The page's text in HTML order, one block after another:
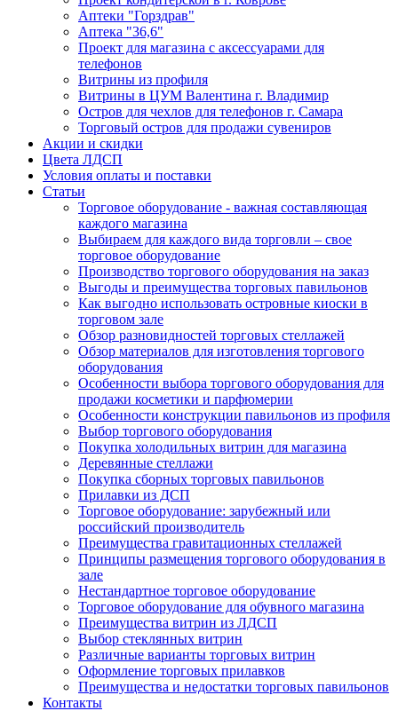
Аптеки "Горздрав"
Аптека "36,6"
Проект для магазина с аксессуарами для
телефонов
Витрины из профиля
Витрины в ЦУМ Валентина г. Владимир
Остров для чехлов для телефонов г. Самара
Торговый остров для продажи сувениров
Акции и скидки
Цвета ЛДСП
Условия оплаты и поставки
Статьи
Торговое оборудование - важная составляющая
каждого магазина
Выбираем для каждого вида торговли – свое
торговое оборудование
Производство торгового оборудования на заказ
Выгоды и преимущества торговых павильонов
Как выгодно использовать островные киоски в
торговом зале
Обзор разновидностей торговых стеллажей
Обзор материалов для изготовления торгового
оборудования
Особенности выбора торгового оборудования для
продажи косметики и парфюмерии
Особенности конструкции павильонов из профиля
Выбор торгового оборудования
Покупка холодильных витрин для магазина
Деревянные стеллажи
Покупка сборных торговых павильонов
Прилавки из ДСП
Торговое оборудование: зарубежный или
российский производитель
Преимущества гравитационных стеллажей
Принципы размещения торгового оборудования в
зале
Нестандартное торговое оборудование
Торговое оборудование для обувного магазина
Преимущества витрин из ЛДСП
Выбор стеклянных витрин
Различные варианты торговых витрин
Оформление торговых прилавков
Преимущества и недостатки торговых павильонов
Контакты